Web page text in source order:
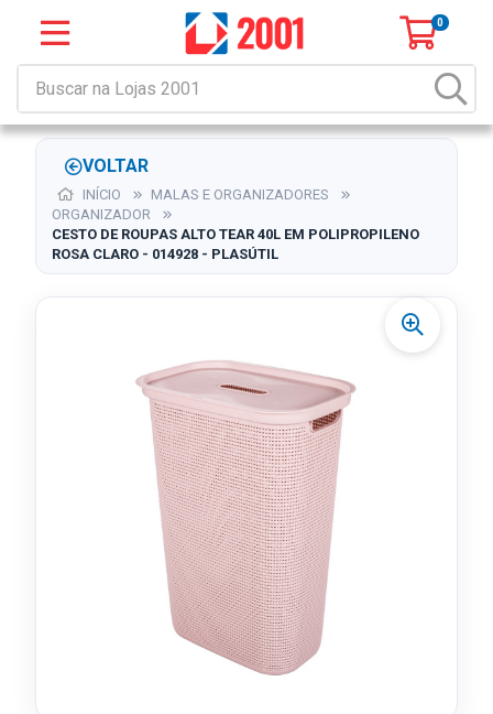
0
VOLTAR
INÍCIO
MALAS E ORGANIZADORES
ORGANIZADOR
CESTO DE ROUPAS ALTO TEAR 40L EM POLIPROPILENO
ROSA CLARO - 014928 - PLASÚTIL